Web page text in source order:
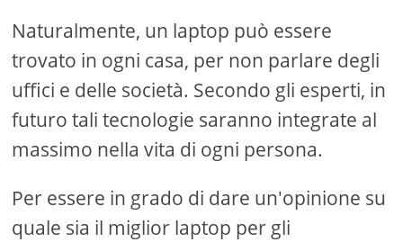
Naturalmente, un laptop può essere
trovato in ogni casa, per non parlare degli
uffici e delle società. Secondo gli esperti, in
futuro tali tecnologie saranno integrate al
massimo nella vita di ogni persona.
Per essere in grado di dare un'opinione su
quale sia il miglior laptop per gli